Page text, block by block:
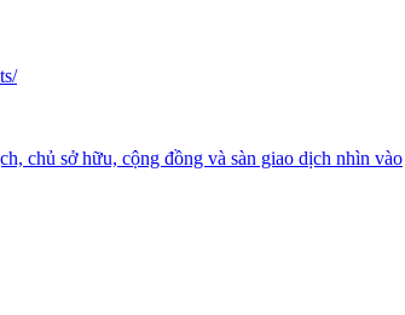
chủ sở hữu, cộng đồng và sàn giao dịch nhìn vào